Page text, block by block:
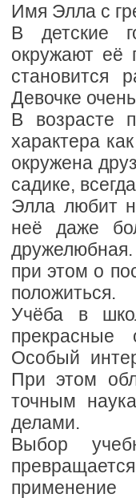
Имя Элла с
В детские
окружают её
становится
Девочке
В возрасте
характера
окружена
садике,
Элла любит
неё даже
при этом о
положиться.
Учёба в
прекрасные
Особый
При этом
точным
делами.
Выбор